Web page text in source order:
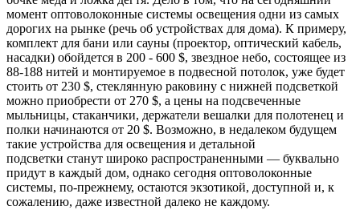
момент оптоволоконные системы освещения одни из самых
дорогих на рынке (речь об устройствах для дома). К примеру,
комплект для бани или сауны (проектор, оптический кабель,
насадки) обойдется в 200 - 600 $, звездное небо, состоящее из
88-188 нитей и монтируемое в подвесной потолок, уже будет
стоить от 230 $, стеклянную раковину с нижней подсветкой
можно приобрести от 270 $, а цены на подсвеченные
мыльницы, стаканчики, держатели вешалки для полотенец и
полки начинаются от 20 $. Возможно, в недалеком будущем
такие устройства для освещения и детальной
подсветки станут широко распространенными — буквально
придут в каждый дом, однако сегодня оптоволоконные
системы, по-прежнему, остаются экзотикой, доступной и, к
сожалению, даже известной далеко не каждому.